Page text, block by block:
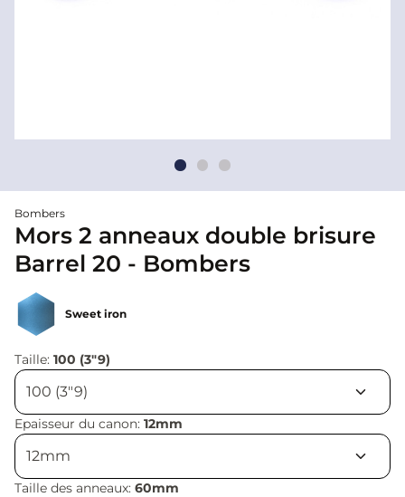
Bombers
Mors 2 anneaux double brisure
Barrel 20 - Bombers
Sweet iron
Taille: 100 (3"9)
Epaisseur du canon: 12mm
Taille des anneaux: 60mm